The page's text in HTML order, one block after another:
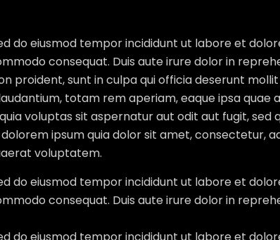
do eiusmod tempor incididunt ut labore et
consequat. Duis aute irure dolor in
sunt in culpa qui officia deserunt
totam rem aperiam, eaque ipsa
voluptas sit aspernatur aut odit aut fugit, sed
ipsum quia dolor sit amet, consectetur,
voluptatem.
do eiusmod tempor incididunt ut labore et
consequat. Duis aute irure dolor in